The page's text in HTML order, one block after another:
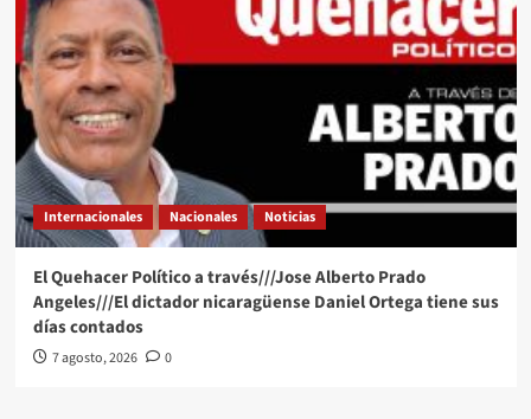
Internacionales Nacionales Noticias
El Quehacer Político a través///Jose Alberto Prado
Angeles///El dictador nicaragüense Daniel Ortega tiene sus
días contados
7 agosto, 2026 0